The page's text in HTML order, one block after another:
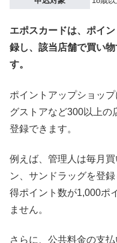
エポスカードは、ポイ
録し、該当店舗で買い
す。
ポイントアップショッ
グストアなど300以上の
登録できます。
例えば、管理人は毎月
ン、サンドラッグを登
得ポイント数が1,000ポ
ません。
さらに、公共料金の支